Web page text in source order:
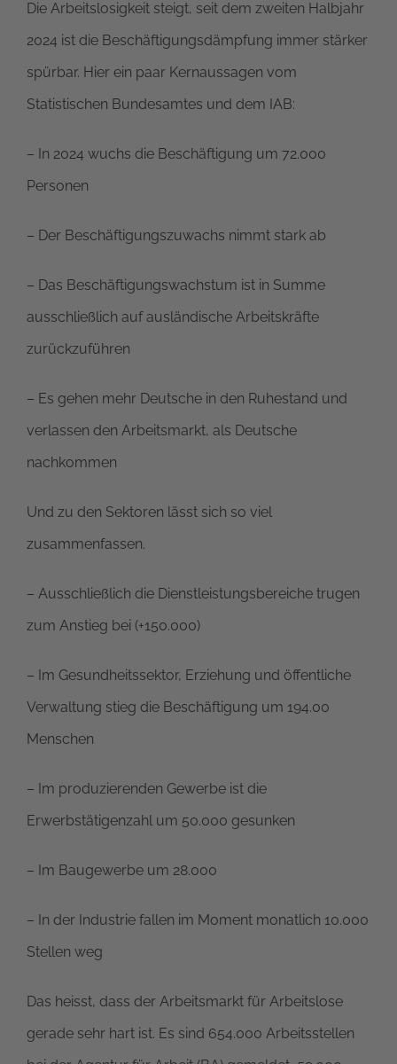
Die Arbeitslosigkeit steigt, seit dem zweiten Halbjahr
2024 ist die Beschäftigungsdämpfung immer stärker
spürbar. Hier ein paar Kernaussagen vom
Statistischen Bundesamtes und dem IAB:
– In 2024 wuchs die Beschäftigung um 72.000
Personen
– Der Beschäftigungszuwachs nimmt stark ab
– Das Beschäftigungswachstum ist in Summe
ausschließlich auf ausländische Arbeitskräfte
zurückzuführen
– Es gehen mehr Deutsche in den Ruhestand und
verlassen den Arbeitsmarkt, als Deutsche
nachkommen
Und zu den Sektoren lässt sich so viel
zusammenfassen.
– Ausschließlich die Dienstleistungsbereiche trugen
zum Anstieg bei (+150.000)
– Im Gesundheitssektor, Erziehung und öffentliche
Verwaltung stieg die Beschäftigung um 194.00
Menschen
– Im produzierenden Gewerbe ist die
Erwerbstätigenzahl um 50.000 gesunken
– Im Baugewerbe um 28.000
– In der Industrie fallen im Moment monatlich 10.000
Stellen weg
Das heisst, dass der Arbeitsmarkt für Arbeitslose
gerade sehr hart ist. Es sind 654.000 Arbeitsstellen